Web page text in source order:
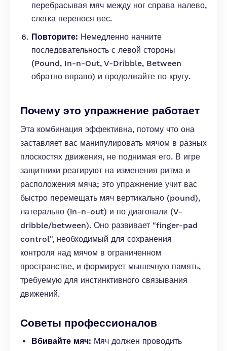
перебрасывая мяч между ног справа налево,
слегка перенося вес.
Повторите: Немедленно начните
последовательность с левой стороны
(Pound, In-n-Out, V-Dribble, Between
обратно вправо) и продолжайте по кругу.
Почему это упражнение работает
Эта комбинация эффективна, потому что она
заставляет вас манипулировать мячом в разных
плоскостях движения, не поднимая его. В игре
защитники реагируют на изменения ритма и
расположения мяча; это упражнение учит вас
быстро перемещать мяч вертикально (pound),
латерально (in-n-out) и по диагонали (V-
dribble/between). Оно развивает "finger-pad
control", необходимый для сохранения
контроля над мячом в ограниченном
пространстве, и формирует мышечную память,
требуемую для инстинктивного связывания
движений.
Советы профессионалов
Вбивайте мяч: Мяч должен проводить